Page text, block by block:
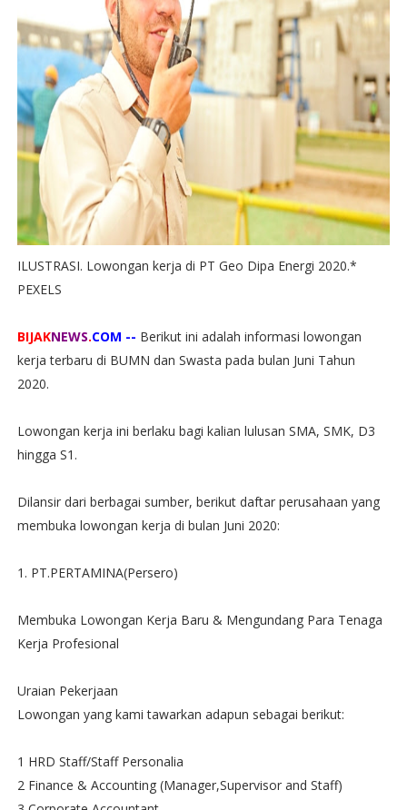
ILUSTRASI. Lowongan kerja di PT Geo Dipa Energi 2020.*
PEXELS
BIJAKNEWS.COM -- Berikut ini adalah informasi lowongan
kerja terbaru di BUMN dan Swasta pada bulan Juni Tahun
2020.
Lowongan kerja ini berlaku bagi kalian lulusan SMA, SMK, D3
hingga S1.
Dilansir dari berbagai sumber, berikut daftar perusahaan yang
membuka lowongan kerja di bulan Juni 2020:
1. PT.PERTAMINA(Persero)
Membuka Lowongan Kerja Baru & Mengundang Para Tenaga
Kerja Profesional
Uraian Pekerjaan
Lowongan yang kami tawarkan adapun sebagai berikut:
1 HRD Staff/Staff Personalia
2 Finance & Accounting (Manager,Supervisor and Staff)